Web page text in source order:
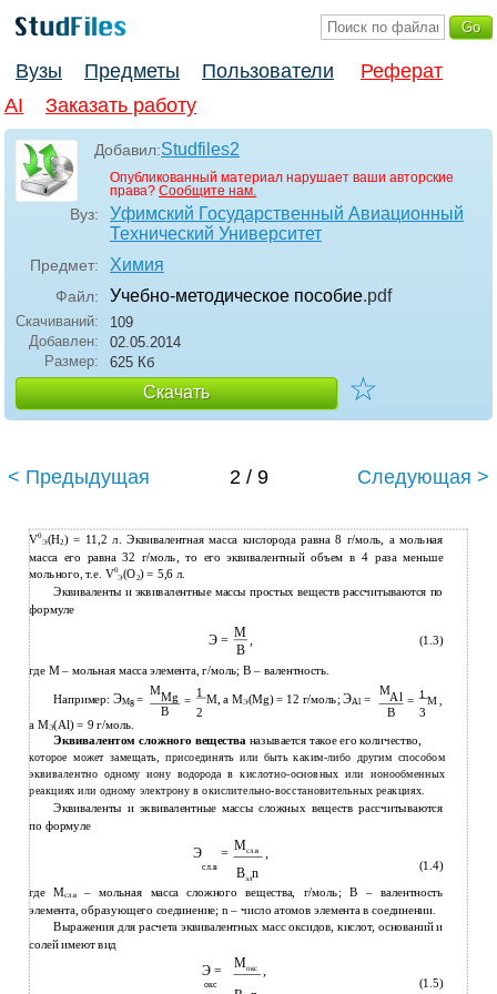
Вузы Предметы Пользователи
Реферат
AI
Заказать работу
Добавил:Studfiles2
Опубликованный материал нарушает ваши авторские
права? Сообщите нам.
Вуз:
Уфимский Государственный Авиационный
Технический Университет
Предмет: Химия
Файл: Учебно-методическое пособие.pdf
Скачиваний:
109
Добавлен:
02.05.2014
Размер:
625 Кб
Скачать ☆
< Предыдущая 2 / 9 Следующая >
V0
Э(Н2) = 11,2 л. Эквивалентная масса кислорода равна 8 г/моль, а мольная
масса его равна 32 г/моль, то его эквивалентный объем в 4 раза меньше
мольного, т.е. V0
Э(О2) = 5,6 л.
Эквиваленты и эквивалентные массы простых веществ рассчитываются по
формуле
Э = M , (1.3)
B
где М – мольная масса элемента, г/моль; В – валентность.
Например: ЭMg=
MMg =
1 M, а МЭ(Mg) = 12 г/моль;ЭAl =
MAl = 1
M ,
B 2 B 3
а МЭ(Al) = 9 г/моль.
Эквивалентом сложного вещества называется такое его количество,
которое может замещать, присоединять или быть каким-либо другим способом
эквивалентно одному иону водорода в кислотно-основных или ионообменных
реакциях или одному электрону в окислительно-восстановительных реакциях.
Эквиваленты и эквивалентные массы сложных веществ рассчитываются
по формуле
Э = Mcл.в ,
(1.4)
сл.в Вэлn
где Мсл.в – мольная масса сложного вещества, г/моль; В – валентность
элемента, образующего соединение; n – число атомов элемента в соединении.
Выражения для расчета эквивалентных масс оксидов, кислот, оснований и
солей имеют вид
Э = Мокс ,
(1.5)
окс